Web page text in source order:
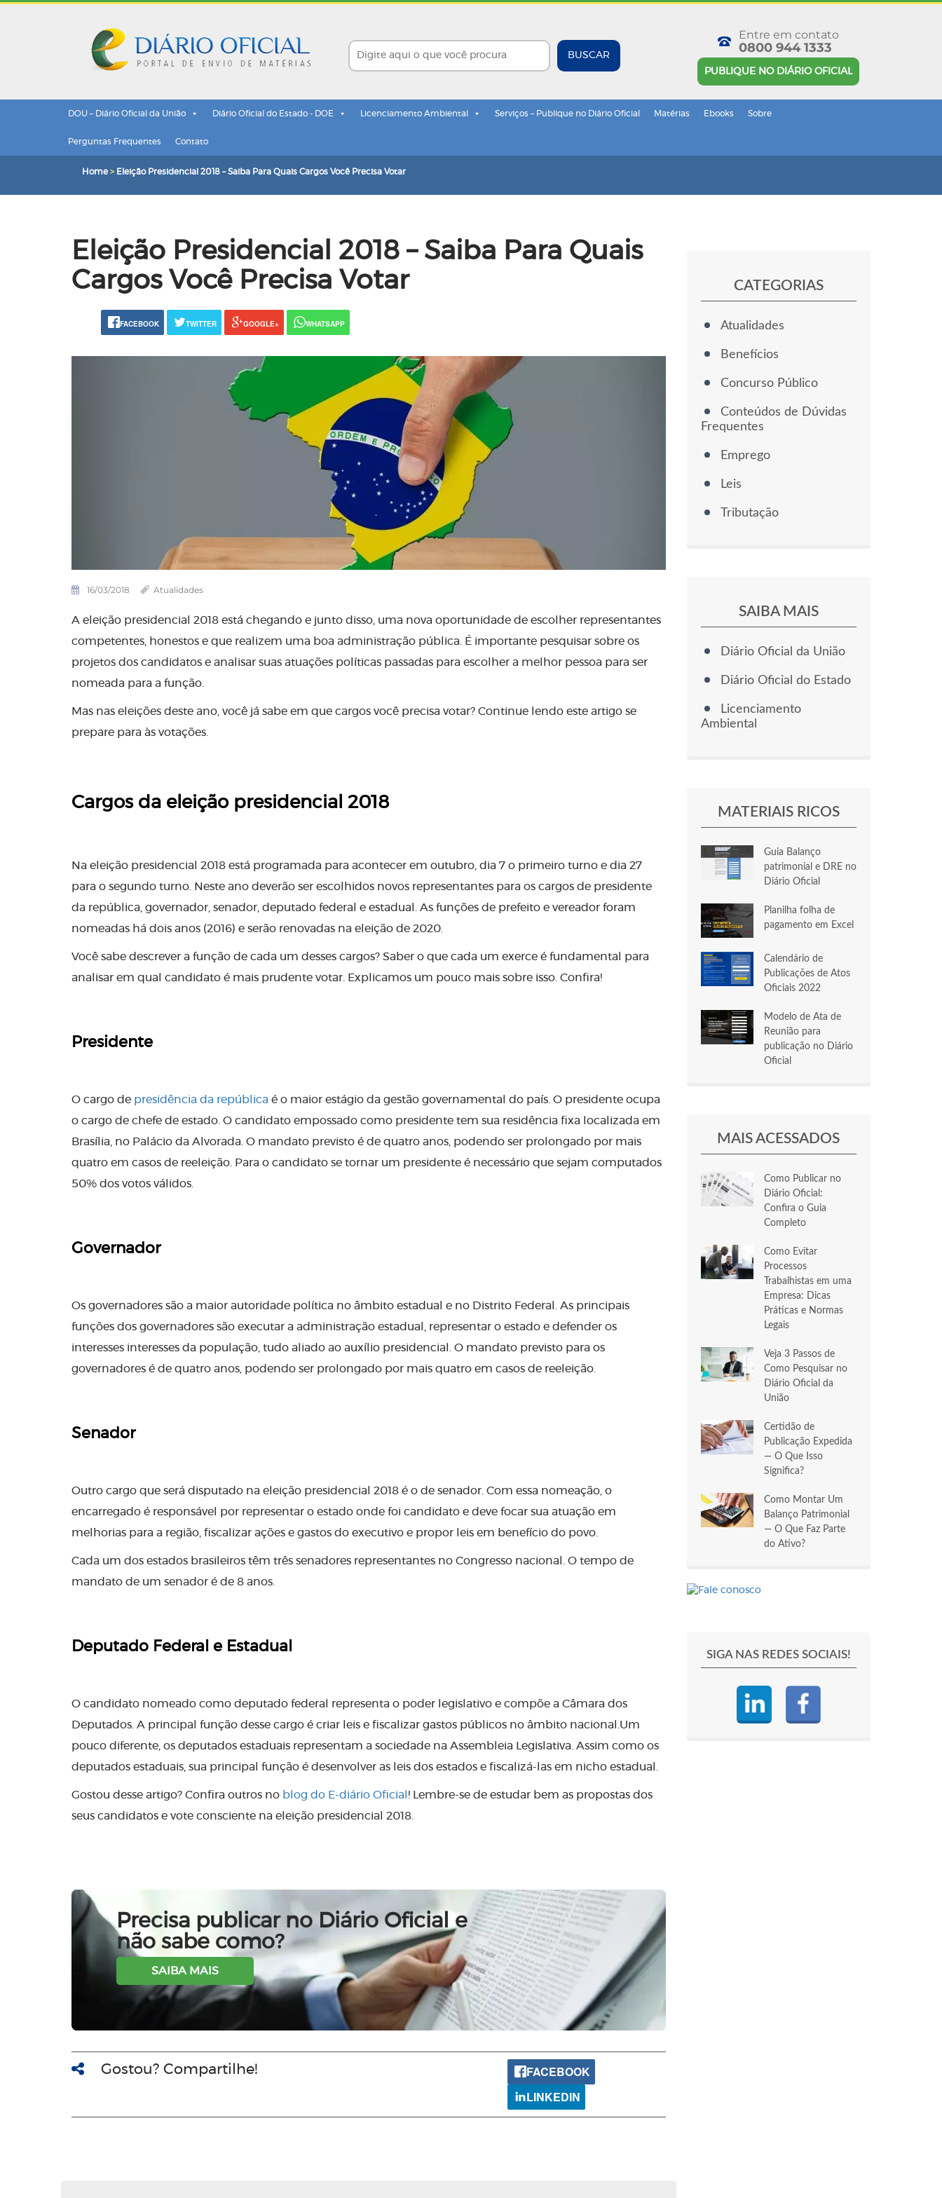
BUSCAR
Entre em contato
0800 944 1333
PUBLIQUE NO DIÁRIO OFICIAL
DOU – Diário Oficial da União Diário Oficial do Estado - DOE Licenciamento Ambiental Serviços – Publique no Diário Oficial Matérias Ebooks Sobre
Perguntas Frequentes Contato
Home > Eleição Presidencial 2018 – Saiba Para Quais Cargos Você Precisa Votar
Eleição Presidencial 2018 – Saiba Para Quais
Cargos Você Precisa Votar
FACEBOOK TWITTER GOOGLE+ WHATSAPP
16/03/2018 Atualidades
A eleição presidencial 2018 está chegando e junto disso, uma nova oportunidade de escolher representantes
competentes, honestos e que realizem uma boa administração pública. É importante pesquisar sobre os
projetos dos candidatos e analisar suas atuações políticas passadas para escolher a melhor pessoa para ser
nomeada para a função.
Mas nas eleições deste ano, você já sabe em que cargos você precisa votar? Continue lendo este artigo se
prepare para às votações.
Cargos da eleição presidencial 2018
Na eleição presidencial 2018 está programada para acontecer em outubro, dia 7 o primeiro turno e dia 27
para o segundo turno. Neste ano deverão ser escolhidos novos representantes para os cargos de presidente
da república, governador, senador, deputado federal e estadual. As funções de prefeito e vereador foram
nomeadas há dois anos (2016) e serão renovadas na eleição de 2020.
Você sabe descrever a função de cada um desses cargos? Saber o que cada um exerce é fundamental para
analisar em qual candidato é mais prudente votar. Explicamos um pouco mais sobre isso. Confira!
Presidente
O cargo de presidência da república é o maior estágio da gestão governamental do país. O presidente ocupa
o cargo de chefe de estado. O candidato empossado como presidente tem sua residência fixa localizada em
Brasília, no Palácio da Alvorada. O mandato previsto é de quatro anos, podendo ser prolongado por mais
quatro em casos de reeleição.
Para o candidato se tornar um presidente é necessário que sejam computados
50% dos votos válidos.
Governador
Os governadores são a maior autoridade política no âmbito estadual e no Distrito Federal. As principais
funções dos governadores são executar a administração estadual, representar o estado e defender os
interesses interesses da população, tudo aliado ao auxílio presidencial. O mandato previsto para os
governadores é de quatro anos, podendo ser prolongado por mais quatro em casos de reeleição.
Senador
Outro cargo que será disputado na eleição presidencial 2018 é o de senador. Com essa nomeação, o
encarregado é responsável por representar o estado onde foi candidato e deve focar sua atuação em
melhorias para a região, fiscalizar ações e gastos do executivo e propor leis em benefício do povo.
Cada um dos estados brasileiros têm três senadores representantes no Congresso nacional. O tempo de
mandato de um senador é de 8 anos.
Deputado Federal e Estadual
O candidato nomeado como deputado federal representa o poder legislativo e compõe a Câmara dos
Deputados. A principal função desse cargo é criar leis e fiscalizar gastos públicos no âmbito nacional. Um
pouco diferente, os deputados estaduais representam a sociedade na Assembleia Legislativa. Assim como os
deputados estaduais, sua principal função é desenvolver as leis dos estados e fiscalizá-las em nicho estadual.
Gostou desse artigo? Confira outros no blog do E-diário Oficial ! Lembre-se de estudar bem as propostas dos
seus candidatos e vote consciente na eleição presidencial 2018.
Precisa publicar no Diário Oficial e
não sabe como?
SAIBA MAIS
Gostou? Compartilhe!
FACEBOOK
LINKEDIN
CATEGORIAS
Atualidades
Benefícios
Concurso Público
Conteúdos de Dúvidas
Frequentes
Emprego
Leis
Tributação
SAIBA MAIS
Diário Oficial da União
Diário Oficial do Estado
Licenciamento
Ambiental
MATERIAIS RICOS
Guia Balanço
patrimonial e DRE no
Diário Oficial
Planilha folha de
pagamento em Excel
Calendário de
Publicações de Atos
Oficiais 2022
Modelo de Ata de
Reunião para
publicação no Diário
Oficial
MAIS ACESSADOS
Como Publicar no
Diário Oficial:
Confira o Guia
Completo
Como Evitar
Processos
Trabalhistas em uma
Empresa: Dicas
Práticas e Normas
Legais
Veja 3 Passos de
Como Pesquisar no
Diário Oficial da
União
Certidão de
Publicação Expedida
— O Que Isso
Significa?
Como Montar Um
Balanço Patrimonial
— O Que Faz Parte
do Ativo?
SIGA NAS REDES SOCIAIS!